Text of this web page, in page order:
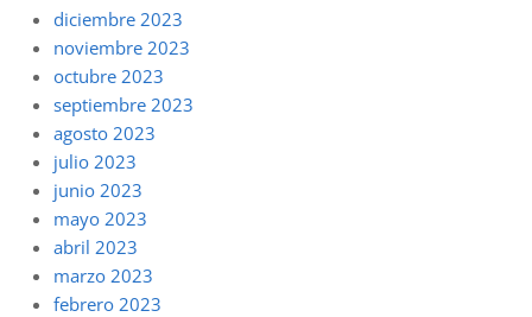
diciembre 2023
noviembre 2023
octubre 2023
septiembre 2023
agosto 2023
julio 2023
junio 2023
mayo 2023
abril 2023
marzo 2023
febrero 2023